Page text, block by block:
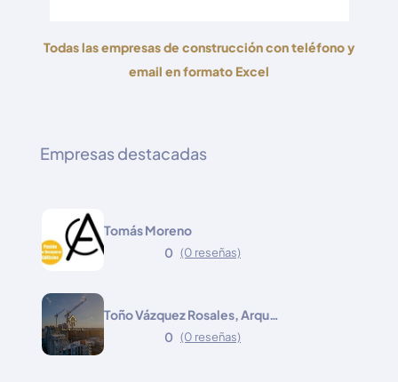
Todas las empresas de construcción con teléfono y
email en formato Excel
Empresas destacadas
Tomás Moreno
0 (0 reseñas)
Toño Vázquez Rosales, Arquitecto
0 (0 reseñas)